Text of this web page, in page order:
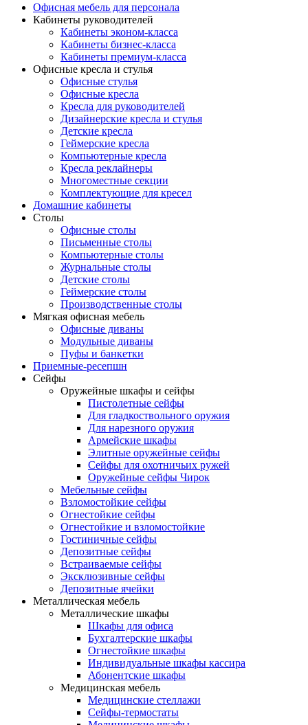
Офисная мебель для персонала
Кабинеты руководителей
Кабинеты эконом-класса
Кабинеты бизнес-класса
Кабинеты премиум-класса
Офисные кресла и стулья
Офисные стулья
Офисные кресла
Кресла для руководителей
Дизайнерские кресла и стулья
Детские кресла
Геймерские кресла
Компьютерные кресла
Кресла реклайнеры
Многоместные секции
Комплектующие для кресел
Домашние кабинеты
Столы
Офисные столы
Письменные столы
Компьютерные столы
Журнальные столы
Детские столы
Геймерские столы
Производственные столы
Мягкая офисная мебель
Офисные диваны
Модульные диваны
Пуфы и банкетки
Приемные-ресепшн
Сейфы
Оружейные шкафы и сейфы
Пистолетные сейфы
Для гладкоствольного оружия
Для нарезного оружия
Армейские шкафы
Элитные оружейные сейфы
Сейфы для охотничьих ружей
Оружейные сейфы Чирок
Мебельные сейфы
Взломостойкие сейфы
Огнестойкие сейфы
Огнестойкие и взломостойкие
Гостиничные сейфы
Депозитные сейфы
Встраиваемые сейфы
Эксклюзивные сейфы
Депозитные ячейки
Металлическая мебель
Металлические шкафы
Шкафы для офиса
Бухгалтерские шкафы
Огнестойкие шкафы
Индивидуальные шкафы кассира
Абонентские шкафы
Медицинская мебель
Медицинские стеллажи
Сейфы-термостаты